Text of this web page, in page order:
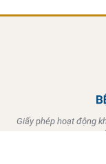
Giấy phép hoạt động
do Bộ Y